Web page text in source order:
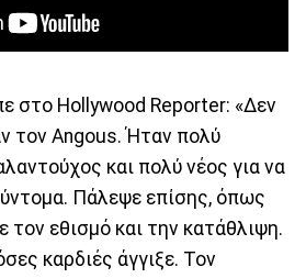
στο Hollywood Reporter: «Δεν
τον Angous. Ήταν πολύ
και πολύ νέος για να
Πάλεψε επίσης, όπως
τον εθισμό και την κατάθλιψη.
καρδιές άγγιξε. Τον